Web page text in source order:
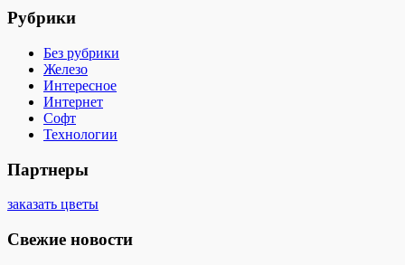
Рубрики
Без рубрики
Железо
Интересное
Интернет
Софт
Технологии
Партнеры
заказать цветы
Свежие новости